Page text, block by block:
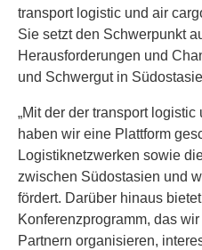
transport logistic und air
Sie setzt den Schwerpunkt
Herausforderungen und
und Schwergut in
„Mit der der transport
haben wir eine Plattform
Logistiknetzwerken sowie
zwischen Südostasien und
fördert. Darüber hinaus
Konferenzprogramm, das
Partnern organisieren,